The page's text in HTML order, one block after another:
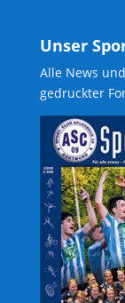
Unser
Alle News
gedruckter